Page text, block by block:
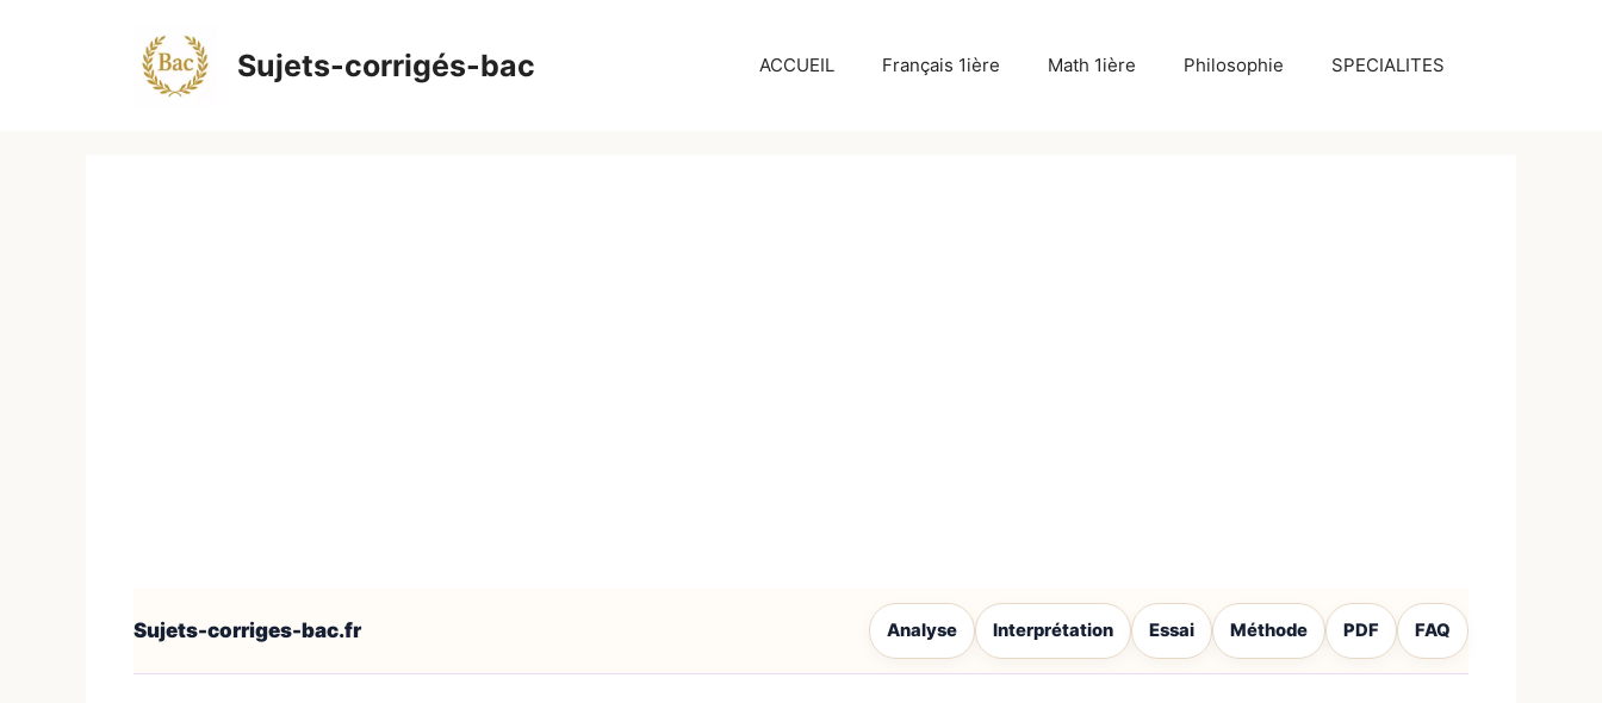
Sujets-corrigés-bac ACCUEIL Français 1ière Math 1ière Philosophie SPECIALITES
Sujets-corriges-bac.fr Analyse Interprétation Essai Méthode PDF FAQ